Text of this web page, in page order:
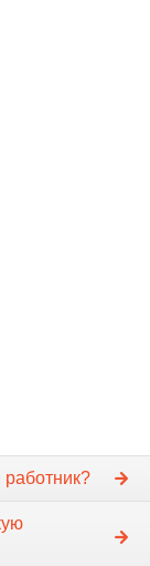
работник?